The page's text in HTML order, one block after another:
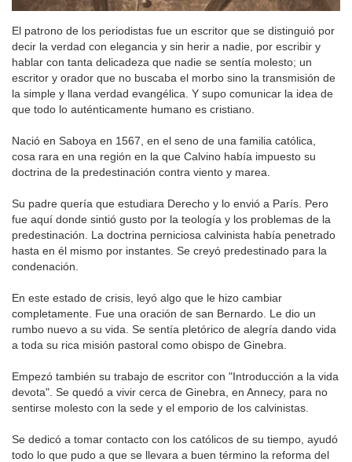
El patrono de los periodistas fue un escritor que se distinguió por
decir la verdad con elegancia y sin herir a nadie, por escribir y
hablar con tanta delicadeza que nadie se sentía molesto; un
escritor y orador que no buscaba el morbo sino la transmisión de
la simple y llana verdad evangélica. Y supo comunicar la idea de
que todo lo auténticamente humano es cristiano.
Nació en Saboya en 1567, en el seno de una familia católica,
cosa rara en una región en la que Calvino había impuesto su
doctrina de la predestinación contra viento y marea.
Su padre quería que estudiara Derecho y lo envió a París. Pero
fue aquí donde sintió gusto por la teología y los problemas de la
predestinación. La doctrina perniciosa calvinista había penetrado
hasta en él mismo por instantes. Se creyó predestinado para la
condenación.
En este estado de crisis, leyó algo que le hizo cambiar
completamente. Fue una oración de san Bernardo. Le dio un
rumbo nuevo a su vida. Se sentía pletórico de alegría dando vida
a toda su rica misión pastoral como obispo de Ginebra.
Empezó también su trabajo de escritor con "Introducción a la vida
devota". Se quedó a vivir cerca de Ginebra, en Annecy, para no
sentirse molesto con la sede y el emporio de los calvinistas.
Se dedicó a tomar contacto con los católicos de su tiempo, ayudó
todo lo que pudo a que se llevara a buen término la reforma del